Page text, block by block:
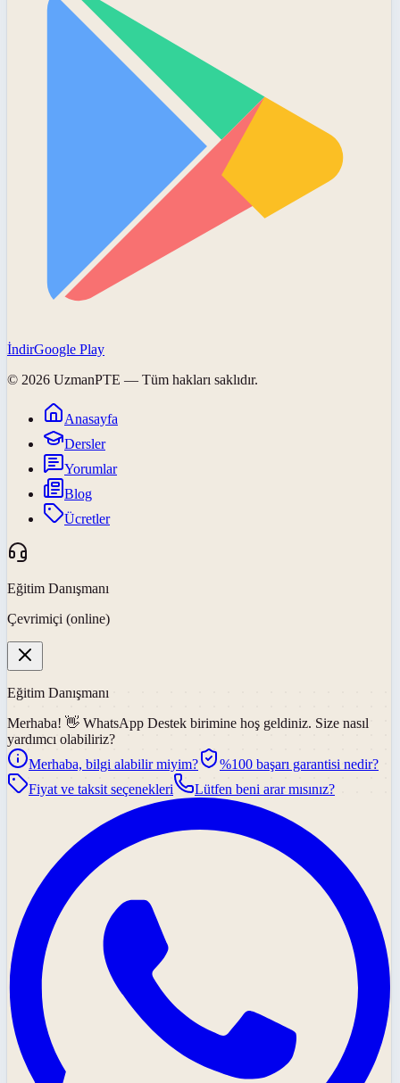
İndirGoogle Play
© 2026 UzmanPTE — Tüm hakları saklıdır.
Anasayfa
Dersler
Yorumlar
Blog
Ücretler
Eğitim Danışmanı
Çevrimiçi (online)
Eğitim Danışmanı
Merhaba! 👋 WhatsApp Destek birimine hoş geldiniz. Size nasıl
yardımcı olabiliriz?
Merhaba, bilgi alabilir miyim?
%100 başarı garantisi nedir?
Fiyat ve taksit seçenekleri
Lütfen beni arar mısınız?